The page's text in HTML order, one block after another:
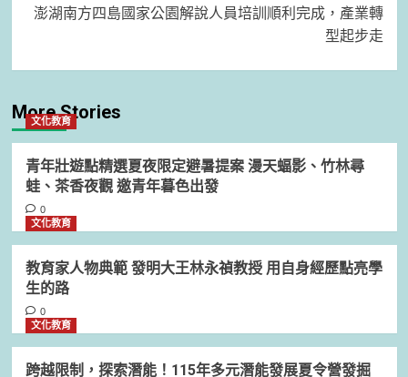
澎湖南方四島國家公園解說人員培訓順利完成，產業轉
型起步走
More Stories
文化教育
青年壯遊點精選夏夜限定避暑提案 漫天蝠影、竹林尋
蛙、茶香夜觀 邀青年暮色出發
0
文化教育
教育家人物典範 發明大王林永禎教授 用自身經歷點亮學
生的路
0
文化教育
跨越限制，探索潛能！115年多元潛能發展夏令營發掘